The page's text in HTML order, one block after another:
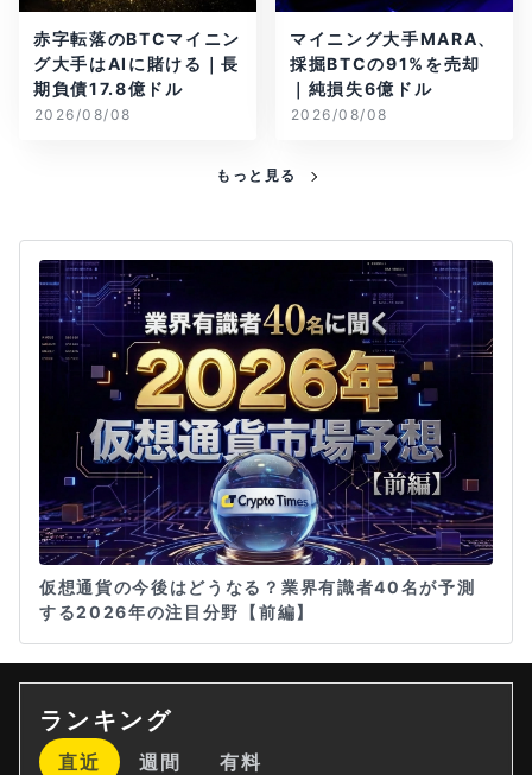
赤字転落のBTCマイニン
グ大手はAIに賭ける｜長
期負債17.8億ドル
2026/08/08
マイニング大手MARA、
採掘BTCの91%を売却
｜純損失6億ドル
2026/08/08
もっと見る
仮想通貨の今後はどうなる？業界有識者40名が予測
する2026年の注目分野【前編】
ランキング
直近 週間 有料